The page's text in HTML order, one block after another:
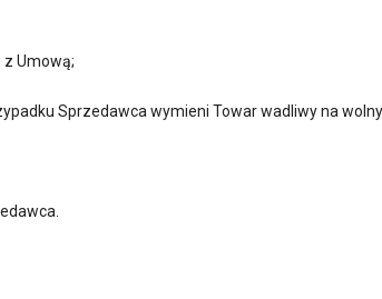
Umową;
Sprzedawca wymieni Towar wadliwy na